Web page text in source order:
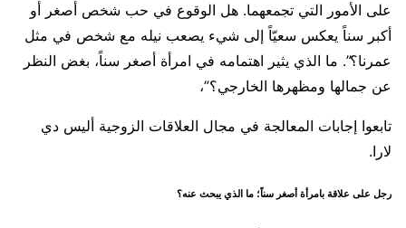
على الأمور التي تجمعهما. هل الوقوع في حب شخص أصغر أو
أكبر سناً يعكس سعيّاً إلى شيء يصعب نيله مع شخص في مثل
عمرنا؟”. ما الذي يثير اهتمامه في امرأة أصغر سناً، بغض النظر
عن جمالها ومظهرها الخارجي؟”،
تابعوا إجابات المعالجة في مجال العلاقات الزوجية أليس دي
لارا.
رجل على علاقة بامرأة أصغر سناً؛ ما الذي يبحث عنه؟